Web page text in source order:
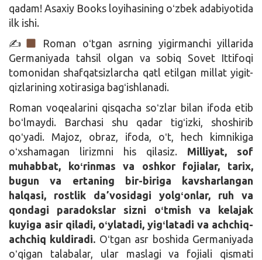
qadam! Asaxiy Books loyihasining oʻzbek adabiyotida
ilk ishi.
✍
Roman oʻtgan asrning yigirmanchi yillarida
Germaniyada tahsil olgan va sobiq Sovet Ittifoqi
tomonidan shafqatsizlarcha qatl etilgan millat yigit-
qizlarining xotirasiga bagʻishlanadi.
Roman voqealarini qisqacha soʻzlar bilan ifoda etib
boʻlmaydi. Barchasi shu qadar tigʻizki, shoshirib
qoʻyadi. Majoz, obraz, ifoda, oʻt, hech kimnikiga
oʻxshamagan lirizmni his qilasiz. Milliyat, sof
muhabbat, koʻrinmas va oshkor fojialar, tarix,
bugun va ertaning bir-biriga kavsharlangan
halqasi, rostlik daʼvosidagi yolgʻonlar, ruh va
qondagi paradokslar sizni oʻtmish va kelajak
kuyiga asir qiladi, oʻylatadi, yigʻlatadi va achchiq-
achchiq kuldiradi. Oʻtgan asr boshida Germaniyada
oʻqigan talabalar, ular maslagi va fojiali qismati